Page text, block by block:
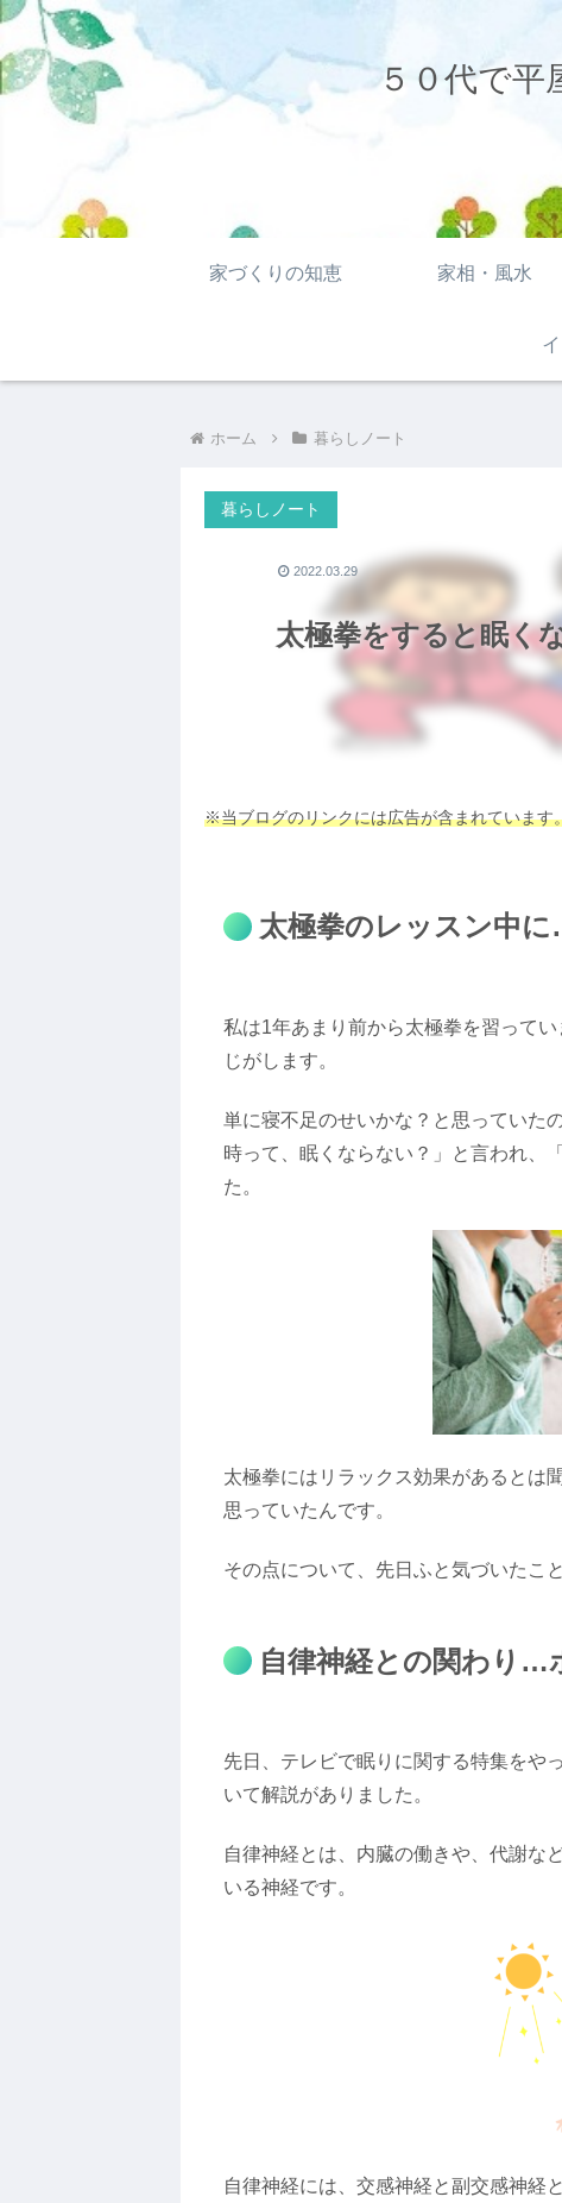
５０代で平
家づくりの知恵 家相・風水
ホーム 暮らしノート
太極拳をすると眠く
暮らしノート
2022.03.29
※当ブログのリンクには広告が含まれています
太極拳のレッスン中
私は1年あまり前から太極拳を習って
じがします。
単に寝不足のせいかな？と思っていた
時って、眠くならない？」と言われ、
た。
太極拳にはリラックス効果があるとは
思っていたんです。
その点について、先日ふと気づいたこ
自律神経との関わり…
先日、テレビで眠りに関する特集をや
いて解説がありました。
自律神経とは、内臓の働きや、代謝な
いる神経です。
自律神経には、交感神経と副交感神経